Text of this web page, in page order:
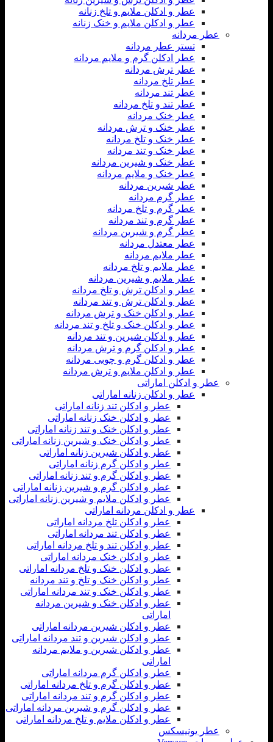
عطر و ادکلن ملایم و تلخ زنانه
عطر و ادکلن ملایم و خنک زنانه
عطر مردانه
تستر عطر مردانه
عطر ادکلن گرم و ملایم مردانه
عطر ترش مردانه
عطر تلخ مردانه
عطر تند مردانه
عطر تند و تلخ مردانه
عطر خنک مردانه
عطر خنک و ترش مردانه
عطر خنک و تلخ مردانه
عطر خنک و تند مردانه
عطر خنک و شیرین مردانه
عطر خنک و ملایم مردانه
عطر شیرین مردانه
عطر گرم مردانه
عطر گرم و تلخ مردانه
عطر گرم و تند مردانه
عطر گرم و شیرین مردانه
عطر معتدل مردانه
عطر ملایم مردانه
عطر ملایم و تلخ مردانه
عطر ملایم و شیرین مردانه
عطر و ادکلن ترش و تلخ مردانه
عطر و ادکلن ترش و تند مردانه
عطر و ادکلن خنک و ترش مردانه
عطر و ادکلن خنک و تلخ و تند مردانه
عطر و ادکلن شیرین و تند مردانه
عطر و ادکلن گرم و ترش مردانه
عطر و ادکلن گرم و چوبی مردانه
عطر و ادکلن ملایم و ترش مردانه
عطر و ادکلن اماراتی
عطر و ادکلن زنانه اماراتی
عطر و ادکلن تند زنانه اماراتی
عطر و ادکلن خنک زنانه اماراتی
عطر و ادکلن خنک و تند زنانه اماراتی
عطر و ادکلن خنک و شیرین زنانه اماراتی
عطر و ادکلن شیرین زنانه اماراتی
عطر و ادکلن گرم زنانه اماراتی
عطر و ادکلن گرم و تند زنانه اماراتی
عطر و ادکلن گرم و شیرین زنانه اماراتی
عطر و ادکلن ملایم و شیرین زنانه اماراتی
عطر و ادکلن مردانه اماراتی
عطر و ادکلن تلخ مردانه اماراتی
عطر و ادکلن تند مردانه اماراتی
عطر و ادکلن تند و تلخ مردانه اماراتی
عطر و ادکلن خنک مردانه اماراتی
عطر و ادکلن خنک و تلخ مردانه اماراتی
عطر و ادکلن خنک و تلخ و تند مردانه
عطر و ادکلن خنک و تند مردانه اماراتی
عطر و ادکلن خنک و شیرین مردانه
اماراتی
عطر و ادکلن شیرین مردانه اماراتی
عطر و ادکلن شیرین و تند مردانه اماراتی
عطر و ادکلن شیرین و ملایم مردانه
اماراتی
عطر و ادکلن گرم مردانه اماراتی
عطر و ادکلن گرم و تلخ مردانه اماراتی
عطر و ادکلن گرم و تند مردانه اماراتی
عطر و ادکلن گرم و شیرین مردانه اماراتی
عطر و ادکلن ملایم و تلخ مردانه اماراتی
عطر یونیسکس